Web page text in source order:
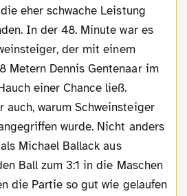
eher schwache Leistung
In der 48. Minute war es
der mit einem
Metern Dennis Gentenaar im
einer Chance ließ.
auch, warum Schweinsteiger
wurde. Nicht anders
Michael Ballack aus
Ball zum 3:1 in die Maschen
die Partie so gut wie gelaufen